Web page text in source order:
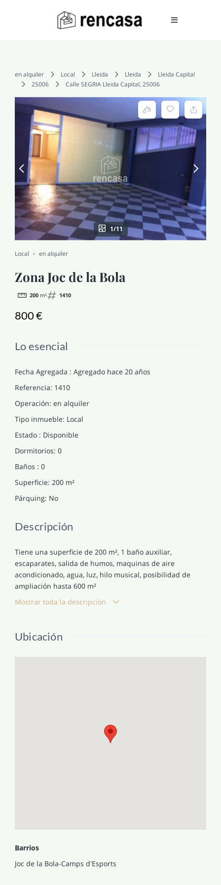
Toggle
ALQUILAR
VENDER
SERVICIOS
CONOCENOS
NOTICIAS Y BLOG
PERFIL
en alquiler Local Lleida Lleida
Lleida Capital
25006
Calle SEGRIA Lleida Capital, 25006
1/11
Local en alquiler
Zona Joc de la Bola
200 m² 1410
800 €
Lo esencial
Fecha Agregada : Agregado hace 20 años
Referencia: 1410
Operación: en alquiler
Tipo inmueble: Local
Estado : Disponible
Dormitorios: 0
Baños : 0
Superficie: 200 m²
Párquing: No
Descripción
Tiene una superficie de 200 m², 1 baño auxiliar,
escaparates, salida de humos, maquinas de aire
acondicionado, agua, luz, hilo musical, posibilidad de
ampliación hasta 600 m²
Mostrar toda la descripción
Ubicación
Barrios
Joc de la Bola-Camps d'Esports